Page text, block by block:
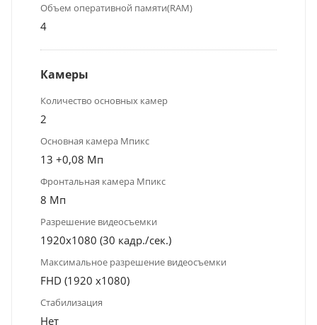
Объем оперативной памяти(RAM)
4
Камеры
Количество основных камер
2
Основная камера Мпикс
13 +0,08 Мп
Фронтальная камера Мпикс
8 Мп
Разрешение видеосъемки
1920x1080 (30 кадр./сек.)
Максимальное разрешение видеосъемки
FHD (1920 х1080)
Стабилизация
Нет